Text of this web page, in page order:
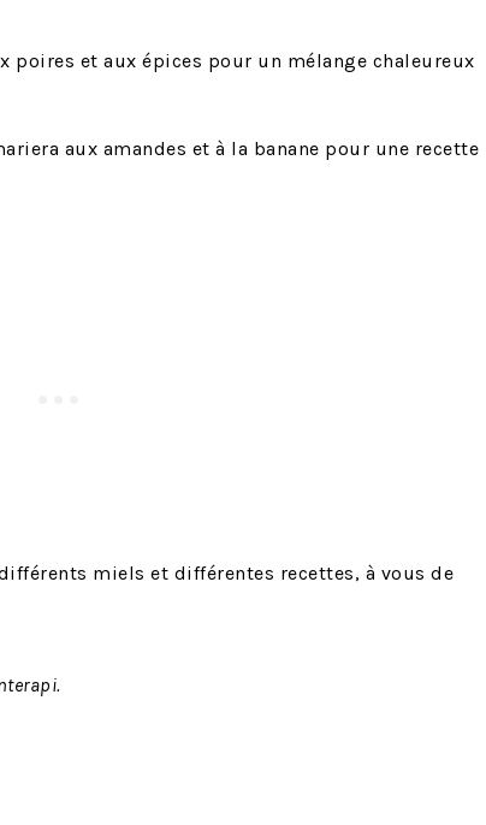
poires et aux épices pour un mélange chaleureux
aux amandes et à la banane pour une recette
miels et différentes recettes, à vous de